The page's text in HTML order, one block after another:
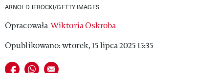
ARNOLD JEROCKI/GETTY IMAGES
Opracowała Wiktoria Oskroba
Opublikowano: wtorek, 15 lipca 2025 15:35
Udostępnij na facebook
Udostępnij na whatsapp
E-mail do przyjaciela